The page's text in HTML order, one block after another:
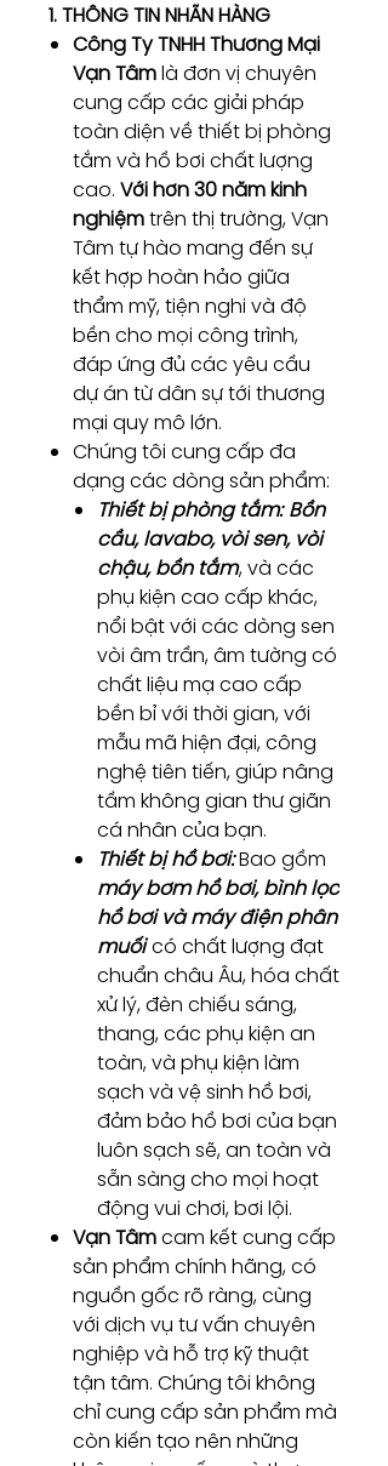
1. THÔNG TIN NHÃN HÀNG
Công Ty TNHH Thương Mại
Vạn Tâmlà đơn vị chuyên
cung cấp các giải pháp
toàn diện về thiết bị phòng
tắm và hồ bơi chất lượng
cao. Với hơn 30 năm kinh
nghiệmtrên thị trường, Vạn
Tâm tự hào mang đến sự
kết hợp hoàn hảo giữa
thẩm mỹ, tiện nghi và độ
bền cho mọi công trình,
đáp ứng đủ các yêu cầu
dự án từ dân sự tới thương
mại quy mô lớn.
Chúng tôi cung cấp đa
dạng các dòng sản phẩm:
Thiết bị phòng tắm: Bồn
cầu, lavabo, vòi sen, vòi
chậu, bồn tắm, và các
phụ kiện cao cấp khác,
nổi bật với các dòng sen
vòi âm trần, âm tường có
chất liệu mạ cao cấp
bền bỉ với thời gian, với
mẫu mã hiện đại, công
nghệ tiên tiến, giúp nâng
tầm không gian thư giãn
cá nhân của bạn.
Thiết bị hồ bơi:Bao gồm
máy bơm hồ bơi, bình lọc
hồ bơi và máy điện phân
muốicó chất lượng đạt
chuẩn châu Âu, hóa chất
xử lý, đèn chiếu sáng,
thang, các phụ kiện an
toàn, và phụ kiện làm
sạch và vệ sinh hồ bơi,
đảm bảo hồ bơi của bạn
luôn sạch sẽ, an toàn và
sẵn sàng cho mọi hoạt
động vui chơi, bơi lội.
Vạn Tâmcam kết cung cấp
sản phẩm chính hãng, có
nguồn gốc rõ ràng, cùng
với dịch vụ tư vấn chuyên
nghiệp và hỗ trợ kỹ thuật
tận tâm. Chúng tôi không
chỉ cung cấp sản phẩm mà
còn kiến tạo nên những